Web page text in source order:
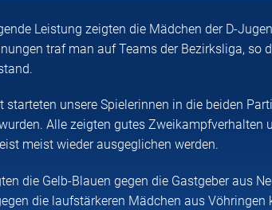
Leistung zeigten die Mädchen der D-
traf man auf Teams der Bezirksliga, so
starteten unsere Spielerinnen in die beiden
Alle zeigten gutes Zweikampfverhalten
meist wieder ausgeglichen werden.
die Gelb-Blauen gegen die Gastgeber aus
die laufstärkeren Mädchen aus